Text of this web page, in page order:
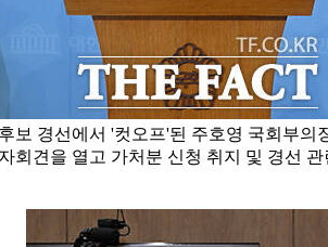
보 경선에서 '컷오프'된 주호영 국회부의
회견을 열고 가처분 신청 취지 및 경선